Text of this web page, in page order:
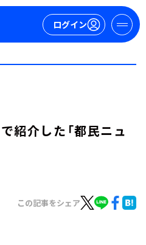
ログイン
紹介した「都民ニュ
この記事をシェア